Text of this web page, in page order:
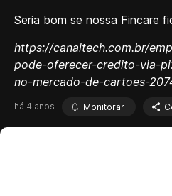
Seria bom se nossa Fincare
https://canaltech.com.br/
pode-oferecer-credito-via-
no-mercado-de-cartoes-
há 4 anos Monitorar